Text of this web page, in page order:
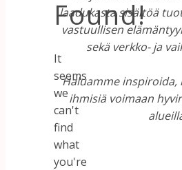
Found!
It
seems
we
can't
find
what
you're
laadukasta sisältöä
vastuullisen
sekä verkko- ja
Haluamme inspiroida,
ihmisiä voimaan